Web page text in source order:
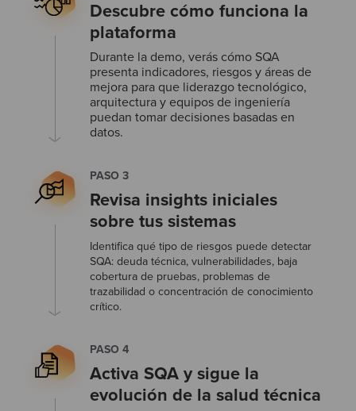
Descubre cómo funciona la
plataforma
Durante la demo, verás cómo SQA
presenta indicadores, riesgos y áreas de
mejora para que liderazgo tecnológico,
arquitectura y equipos de ingeniería
puedan tomar decisiones basadas en
datos.
PASO 3
Revisa insights iniciales
sobre tus sistemas
Identifica qué tipo de riesgos puede detectar
SQA: deuda técnica, vulnerabilidades, baja
cobertura de pruebas, problemas de
trazabilidad o concentración de conocimiento
crítico.
PASO 4
Activa SQA y sigue la
evolución de la salud técnica